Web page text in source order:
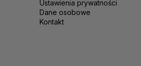
Ustawienia prywatności
Dane osobowe
Kontakt